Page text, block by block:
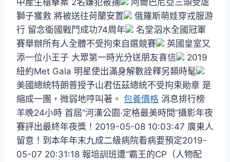
獅子獲救 將被送往荷蘭安置
俄羅斯萌娃穿戎服游
行 留念衛國戰鬥成功74周年
名堂泅水全國冠軍
賽舉辦所有人全體不受拘束自選競賽
英國皇室又
添一位小王子 大眾第一時光分送朋友喜信
2019
紐約Met Gala 明星使出滿身解數詮釋另類時髦
美國總統特朗普授予山君伍茲總統不受拘束勛章 是
縮成一團，微弱地哼叫著。 包養價格 消息排行榜
羊晚24小時 首屆“河漢公園·定格最美時間”攝影年夜
賽評出最終年夜獎！2019-05-08 10:03:47 廣東人
留意！到本年年末九成二級病院看病要預定2019-
05-07 20:31:18 報培訓班遭“霸王的CP（人物配